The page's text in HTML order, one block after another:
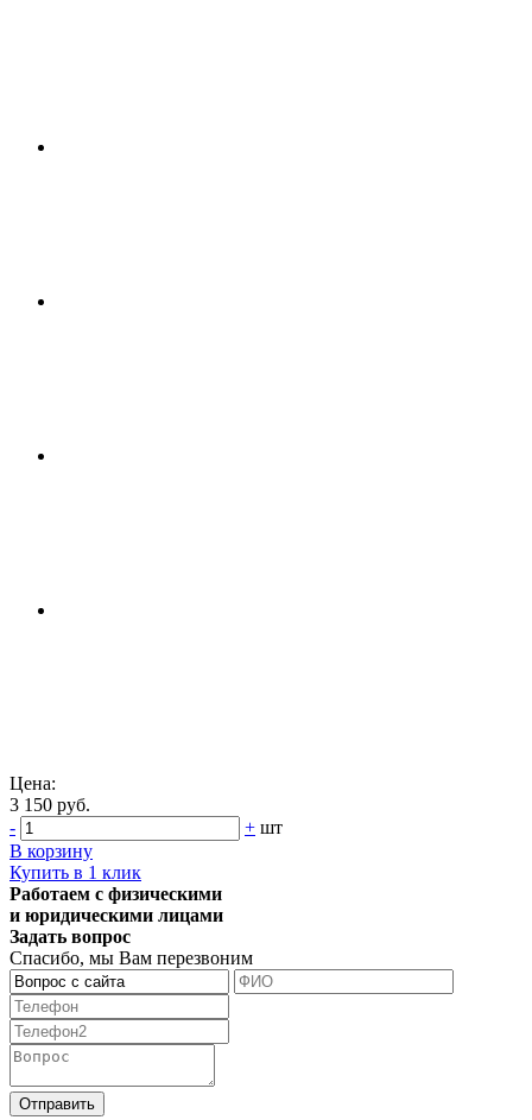
Цена:
3 150 руб.
-
+ шт
В корзину
Купить в 1 клик
Работаем с физическими
и юридическими лицами
Задать вопрос
Спасибо, мы Вам перезвоним